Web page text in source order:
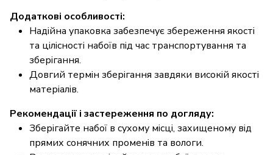
Додаткові особливості:
Надійна упаковка забезпечує збереження якості
та цілісності набоїв під час транспортування та
зберігання.
Довгий термін зберігання завдяки високій якості
матеріалів.
Рекомендації і застереження по догляду:
Зберігайте набої в сухому місці, захищеному від
прямих сонячних променів та вологи.